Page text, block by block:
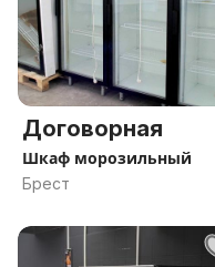
Договорная
Шкаф морозильный
Брест